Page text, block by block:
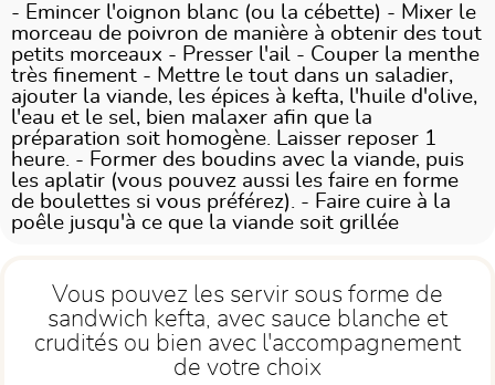
- Emincer l'oignon blanc (ou la cébette) - Mixer le
morceau de poivron de manière à obtenir des tout
petits morceaux - Presser l'ail - Couper la menthe
très finement - Mettre le tout dans un saladier,
ajouter la viande, les épices à kefta, l'huile d'olive,
l'eau et le sel, bien malaxer afin que la
préparation soit homogène. Laisser reposer 1
heure. - Former des boudins avec la viande, puis
les aplatir (vous pouvez aussi les faire en forme
de boulettes si vous préférez). - Faire cuire à la
poêle jusqu'à ce que la viande soit grillée
Vous pouvez les servir sous forme de
sandwich kefta, avec sauce blanche et
crudités ou bien avec l'accompagnement
de votre choix